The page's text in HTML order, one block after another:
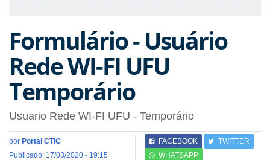
Formulário - Usuário
Rede WI-FI UFU
Temporário
Usuario Rede WI-FI UFU - Temporário
por Portal CTIC
Publicado: 17/03/2020 - 19:15
FACEBOOK
TWITTER
WHATSAPP